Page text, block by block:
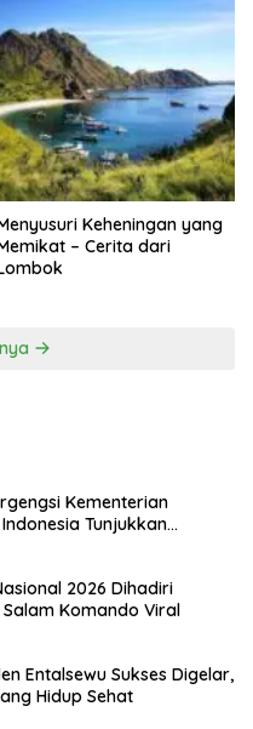
Keheningan yang
– Cerita dari
Kementerian
Tunjukkan
2026 Dihadiri
Komando Viral
Entalsewu Sukses Digelar,
Hidup Sehat